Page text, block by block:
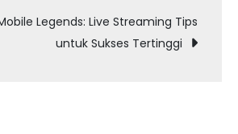
Legends: Live Streaming Tips
untuk Sukses Tertinggi